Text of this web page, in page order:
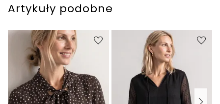
Artykuły podobne